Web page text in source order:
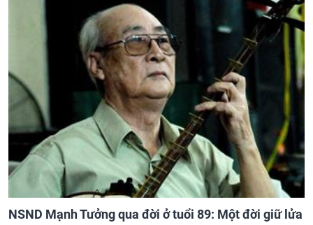
NSND Mạnh Tưởng qua đời ở tuổi 89: Một đời giữ lửa